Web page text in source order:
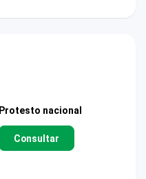
Protesto nacional
Consultar